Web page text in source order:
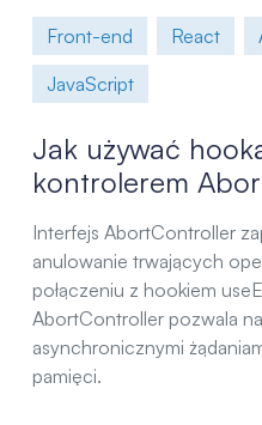
Front-end React
JavaScript
Jak używać
kontrolerem
Interfejs AbortController
anulowanie trwających
połączeniu z hookiem
AbortController pozwala
asynchronicznymi
pamięci.